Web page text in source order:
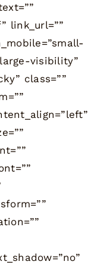
link_url=””
visibility”
class=””